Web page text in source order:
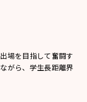
場を目指して奮闘す
がら、学生長距離界